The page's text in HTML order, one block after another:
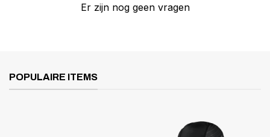
Er zijn nog geen vragen
POPULAIRE ITEMS